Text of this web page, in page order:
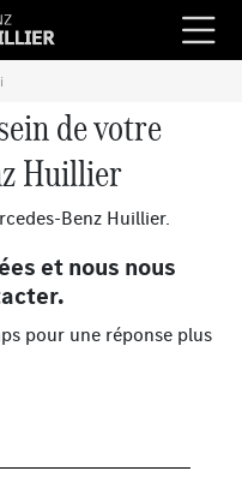
de votre
Huillier
Benz Huillier.
et nous nous
pour une réponse plus